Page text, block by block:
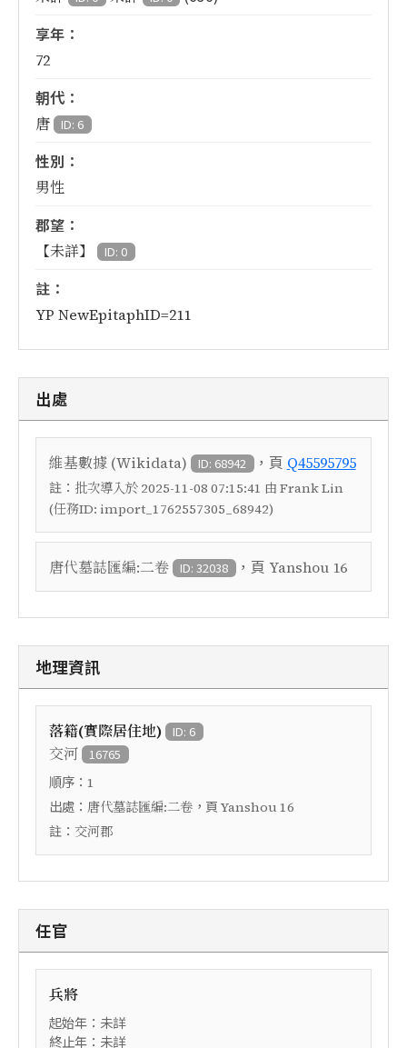
享年：
72
朝代：
唐 ID: 6
性別：
男性
郡望：
【未詳】 ID: 0
註：
YP NewEpitaphID=211
出處
維基數據 (Wikidata) ID: 68942 ，頁 Q45595795
註： 批次導入於 2025-11-08 07:15:41 由 Frank Lin
(任務ID: import_1762557305_68942)
唐代墓誌匯編:二卷 ID: 32038 ，頁 Yanshou 16
地理資訊
落籍(實際居住地) ID: 6
交河 16765
順序： 1
出處： 唐代墓誌匯編:二卷 ，頁 Yanshou 16
註： 交河郡
任官
兵將
起始年：未詳
終止年：未詳